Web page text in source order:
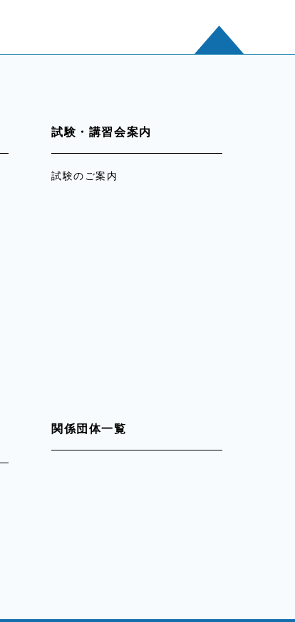
試験・講習会案内
試験のご案内
関係団体一覧